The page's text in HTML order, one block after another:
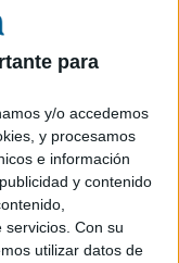
para
y/o accedemos
y procesamos
e información
y contenido
Con su
utilizar datos de
(Category
Aymerich